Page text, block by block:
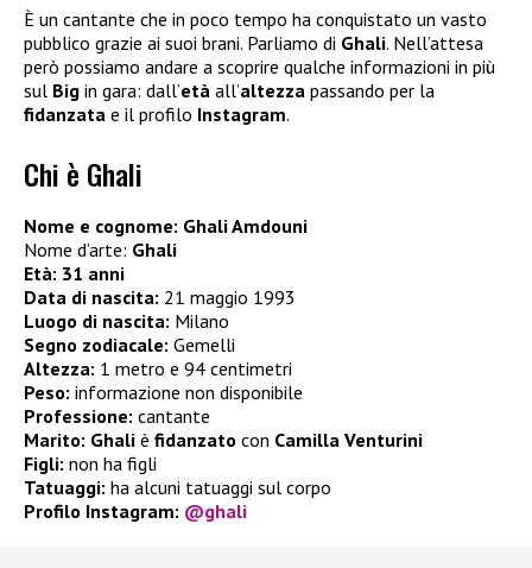
È un cantante che in poco tempo ha conquistato un vasto
pubblico grazie ai suoi brani. Parliamo di Ghali. Nell’attesa
però possiamo andare a scoprire qualche informazioni in più
sul Big in gara: dall’età all’altezza passando per la
fidanzata e il profilo Instagram.
Chi è Ghali
Nome e cognome: Ghali Amdouni
Nome d’arte: Ghali
Età: 31 anni
Data di nascita: 21 maggio 1993
Luogo di nascita: Milano
Segno zodiacale: Gemelli
Altezza: 1 metro e 94 centimetri
Peso: informazione non disponibile
Professione: cantante
Marito: Ghali è fidanzato con Camilla Venturini
Figli: non ha figli
Tatuaggi: ha alcuni tatuaggi sul corpo
Profilo Instagram: @ghali